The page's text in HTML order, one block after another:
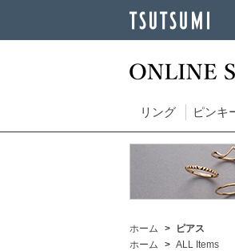
リング ピンキ
ホーム
ピアス
ホーム
ALL Items